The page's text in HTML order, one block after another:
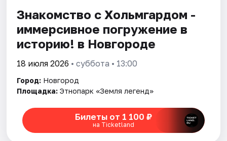
Знакомство с Хольмгардом -
иммерсивное погружение в
историю! в Новгороде
18 июля 2026 • суббота • 13:00
Город: Новгород
Площадка: Этнопарк «Земля легенд»
Билеты от 1 100 ₽
на Ticketland